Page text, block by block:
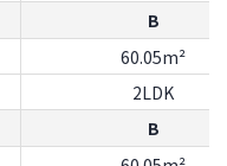
B
60.05m²
2LDK
B